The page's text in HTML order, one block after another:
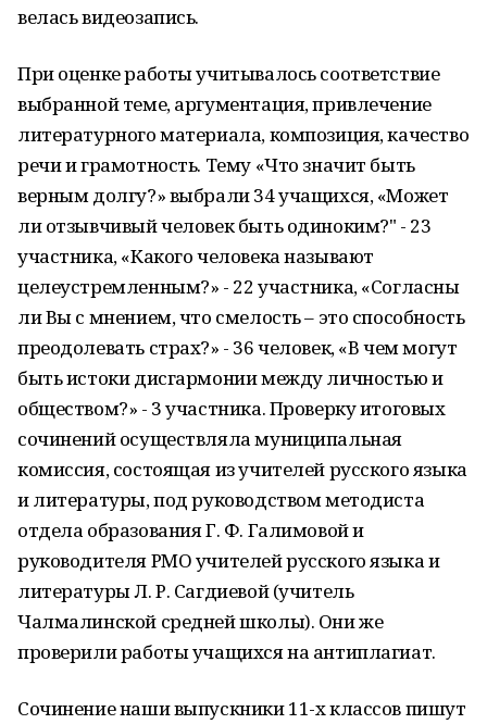
велась видеозапись.
При оценке работы учитывалось соответствие
выбранной теме, аргументация, привлечение
литературного материала, композиция, качество
речи и грамотность. Тему «Что значит быть
верным долгу?» выбрали 34 учащихся, «Может
ли отзывчивый человек быть одиноким?" - 23
участника, «Какого человека называют
целеустремленным?» - 22 участника, «Согласны
ли Вы с мнением, что смелость – это способность
преодолевать страх?» - 36 человек, «В чем могут
быть истоки дисгармонии между личностью и
обществом?» - 3 участника. Проверку итоговых
сочинений осуществляла муниципальная
комиссия, состоящая из учителей русского языка
и литературы, под руководством методиста
отдела образования Г. Ф. Галимовой и
руководителя РМО учителей русского языка и
литературы Л. Р. Сагдиевой (учитель
Чалмалинской средней школы). Они же
проверили работы учащихся на антиплагиат.
Сочинение наши выпускники 11-х классов пишут